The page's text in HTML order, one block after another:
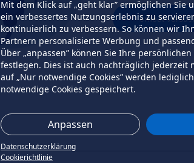
Mit dem Klick auf „geht klar” ermöglichen Sie
ein verbessertes Nutzungserlebnis zu
kontinuierlich zu verbessern. So können wir
Partnern personalisierte Werbung und
Über „anpassen” können Sie Ihre
festlegen. Dies ist auch nachträglich jederzeit
auf „Nur notwendige Cookies” werden
notwendige Cookies gespeichert.
Anpassen
Datenschutzerklärung
Cookierichtlinie
erneut